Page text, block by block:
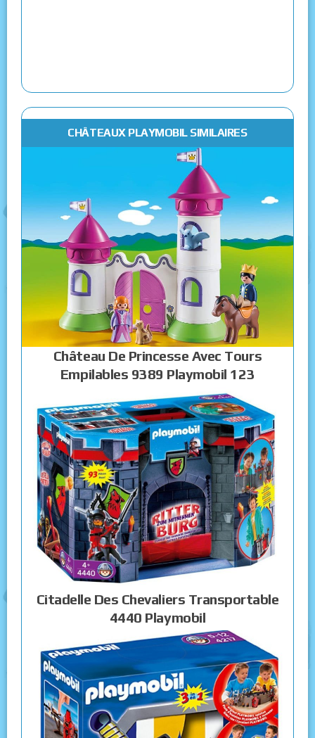
CHÂTEAUX PLAYMOBIL SIMILAIRES
Château De Princesse Avec Tours
Empilables 9389 Playmobil 123
Citadelle Des Chevaliers Transportable
4440 Playmobil